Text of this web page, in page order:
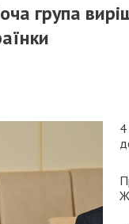
група
4